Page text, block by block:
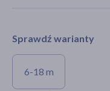
Sprawdź warianty
6-18 m